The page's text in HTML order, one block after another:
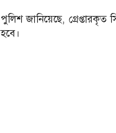
পুলিশ জানিয়েছে,
হবে।